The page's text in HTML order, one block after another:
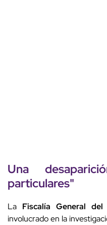
Una
particulares"
La Fiscalía General
involucrado en la